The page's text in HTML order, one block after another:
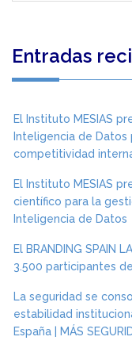
Entradas
El Instituto MESIAS
Inteligencia de
competitividad
El Instituto MESIAS
científico para la
Inteligencia de Datos
El BRANDING SPAIN
3.500 participantes
La seguridad se
estabilidad
España | MÁS